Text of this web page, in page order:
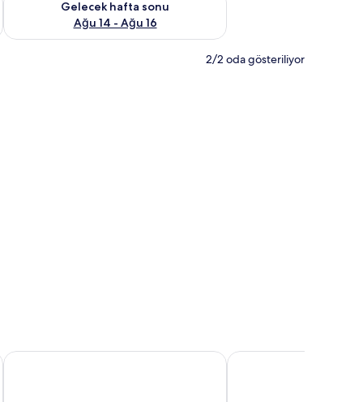
Gelecek hafta sonu
Ağu 14 - Ağu 16
2/2 oda gösteriliyor
Parkında Konaklama
Limak Eurasia Luxury Hotel Kavacık Asia Hotel